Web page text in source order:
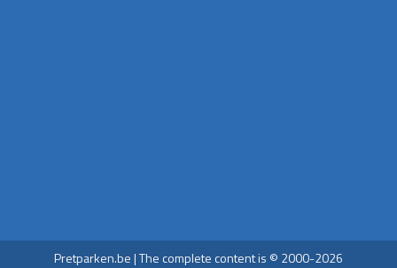
Pretparken.be | The complete content is © 2000-2026